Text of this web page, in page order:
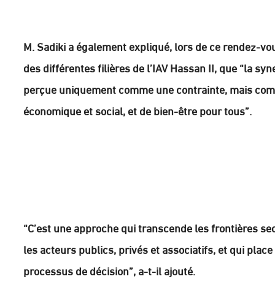
M. Sadiki a également expliqué, lors de ce rendez-
des différentes filières de l’IAV Hassan II, que “la
perçue uniquement comme une contrainte, mais
économique et social, et de bien-être pour tous”.
“C’est une approche qui transcende les frontières
les acteurs publics, privés et associatifs, et qui
processus de décision”, a-t-il ajouté.